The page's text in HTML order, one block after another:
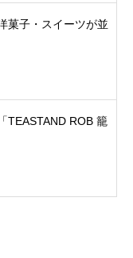
菓子・スイーツが並
TEASTAND ROB 籠